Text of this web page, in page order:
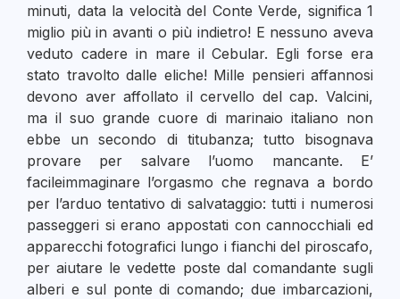
minuti, data la velocità del Conte Verde, significa 1
miglio più in avanti o più indietro! E nessuno aveva
veduto cadere in mare il Cebular. Egli forse era
stato travolto dalle eliche! Mille pensieri affannosi
devono aver affollato il cervello del cap. Valcini,
ma il suo grande cuore di marinaio italiano non
ebbe un secondo di titubanza; tutto bisognava
provare per salvare l’uomo mancante. E’
facileimmaginare l’orgasmo che regnava a bordo
per l’arduo tentativo di salvataggio: tutti i numerosi
passeggeri si erano appostati con cannocchiali ed
apparecchi fotografici lungo i fianchi del piroscafo,
per aiutare le vedette poste dal comandante sugli
alberi e sul ponte di comando; due imbarcazioni,